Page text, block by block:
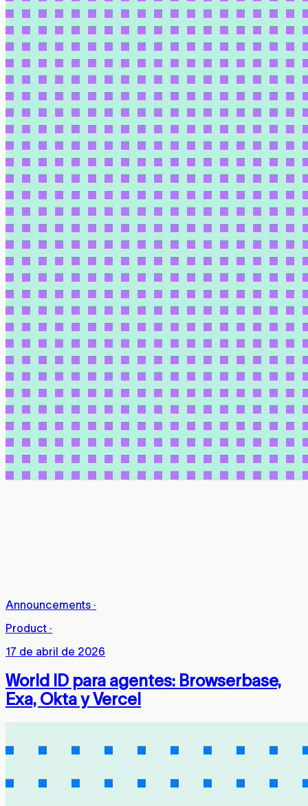
Announcements ·
Product ·
17 de abril de 2026
World ID para agentes: Browserbase,
Exa, Okta y Vercel